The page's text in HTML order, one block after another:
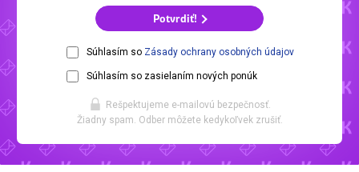
Potvrdiť!
Súhlasím so Zásady ochrany osobných údajov
Súhlasím so zasielaním nových ponúk
Rešpektujeme e-mailovú bezpečnosť.
Žiadny spam. Odber môžete kedykoľvek zrušiť.